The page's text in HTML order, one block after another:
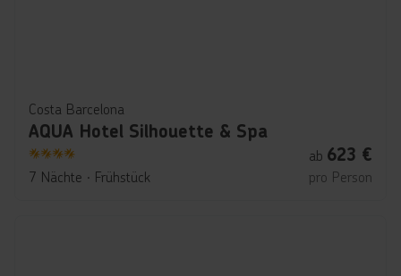
Costa Barcelona
AQUA Hotel Silhouette & Spa
4
7 Nächte ∙ Frühstück
ab 623 €
pro Person